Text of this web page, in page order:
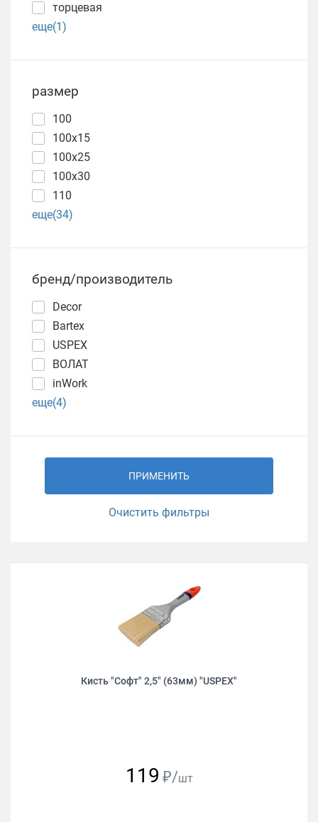
торцевая
еще(1)
размер
100
100х15
100х25
100х30
110
еще(34)
бренд/производитель
Decor
Bartex
USPEX
ВОЛАТ
inWork
еще(4)
ПРИМЕНИТЬ
Очистить фильтры
Кисть "Софт" 2,5" (63мм) "USPEХ"
119 ₽/шт